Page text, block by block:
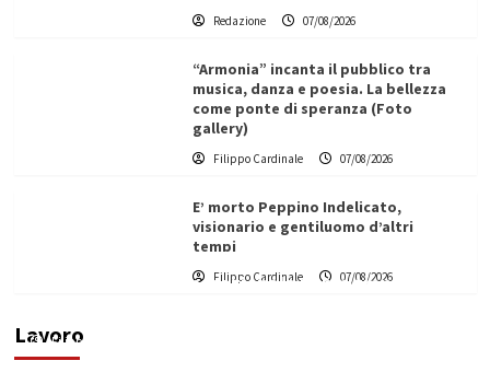
Redazione 07/08/2026
“Armonia” incanta il pubblico tra
musica, danza e poesia. La bellezza
come ponte di speranza (Foto
gallery)
Filippo Cardinale 07/08/2026
E’ morto Peppino Indelicato,
visionario e gentiluomo d’altri
tempi
Filippo Cardinale 07/08/2026
Lavoro
L’ingegnere saccense Buscarnera partner chiave
di un progetto transnazionale per la transizione
Filippo Cardinale